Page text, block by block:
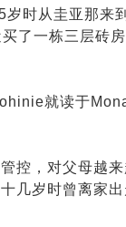
时从圭亚那来到
了一栋三层砖
就读于
，对父母越
几岁时曾离家